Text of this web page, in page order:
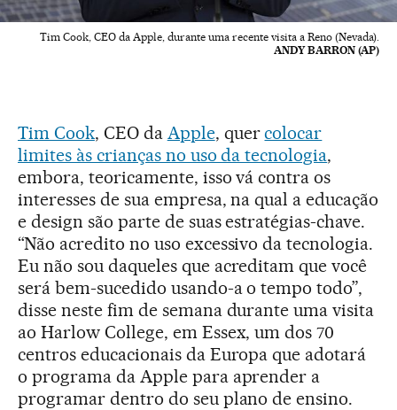
Tim Cook, CEO da Apple, durante uma recente visita a Reno (Nevada).
ANDY BARRON (AP)
Tim Cook, CEO da Apple, quercolocar
limites às crianças no uso da tecnologia,
embora, teoricamente, isso vá contra os
interesses de sua empresa, na qual a educação
e design são parte de suas estratégias-chave.
“Não acredito no uso excessivo da tecnologia.
Eu não sou daqueles que acreditam que você
será bem-sucedido usando-a o tempo todo”,
disse neste fim de semana durante uma visita
ao Harlow College, em Essex, um dos 70
centros educacionais da Europa que adotará
o programa da Apple para aprender a
programar dentro do seu plano de ensino.